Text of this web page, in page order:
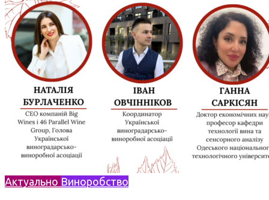
Актуально Виноробство